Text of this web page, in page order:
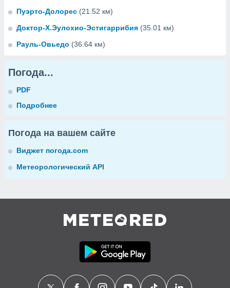
Пуэрто-Долорес (21.52 км)
Доктор-Х.Эулохио-Эстигаррибия (35.01 км)
Рауль-Овьедо (36.64 км)
Погода...
PDF
Подробнее
Погода на вашем сайте
Виджет погода.com
Метеорологический API